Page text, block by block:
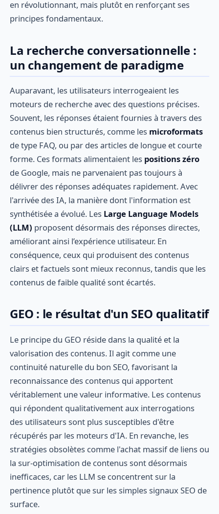
en révolutionnant, mais plutôt en renforçant ses
principes fondamentaux.
La recherche conversationnelle :
un changement de paradigme
Auparavant, les utilisateurs interrogeaient les
moteurs de recherche avec des questions précises.
Souvent, les réponses étaient fournies à travers des
contenus bien structurés, comme les microformats
de type FAQ, ou par des articles de longue et courte
forme. Ces formats alimentaient les positions zéro
de Google, mais ne parvenaient pas toujours à
délivrer des réponses adéquates rapidement. Avec
l'arrivée des IA, la manière dont l'information est
synthétisée a évolué. Les Large Language Models
(LLM) proposent désormais des réponses directes,
améliorant ainsi l’expérience utilisateur. En
conséquence, ceux qui produisent des contenus
clairs et factuels sont mieux reconnus, tandis que les
contenus de faible qualité sont écartés.
GEO : le résultat d'un SEO qualitatif
Le principe du GEO réside dans la qualité et la
valorisation des contenus. Il agit comme une
continuité naturelle du bon SEO, favorisant la
reconnaissance des contenus qui apportent
véritablement une valeur informative. Les contenus
qui répondent qualitativement aux interrogations
des utilisateurs sont plus susceptibles d'être
récupérés par les moteurs d'IA. En revanche, les
stratégies obsolètes comme l'achat massif de liens ou
la sur-optimisation de contenus sont désormais
inefficaces, car les LLM se concentrent sur la
pertinence plutôt que sur les simples signaux SEO de
surface.